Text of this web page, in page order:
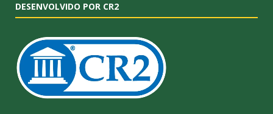
DESENVOLVIDO POR CR2